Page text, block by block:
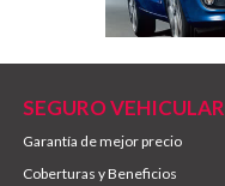
SEGURO VEHICULAR
Garantía de mejor precio
Coberturas y Beneficios